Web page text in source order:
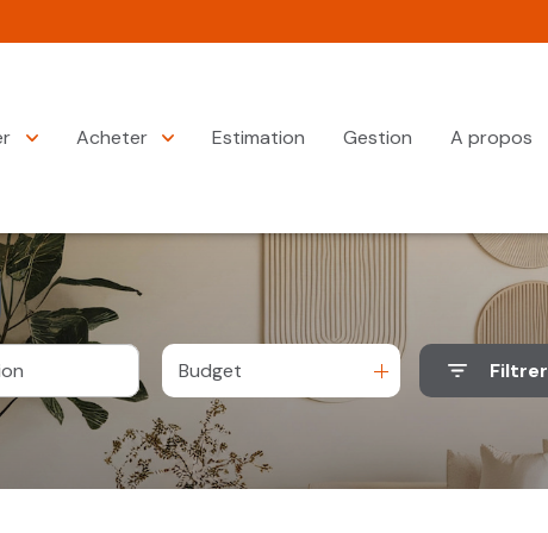
Acheter Estimation Gestion A propos
Budget Filtrer